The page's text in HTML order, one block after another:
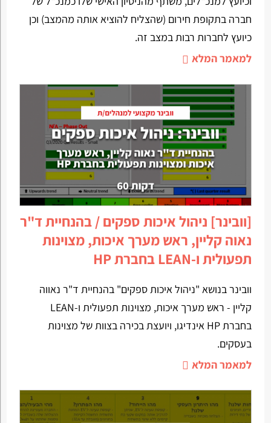
חברה בתקופת חירום (שהצליח להוציא אותה מהמצב) וכן
כיועץ לחברות רבות במצב זה.
למאמר המלא
[וובינר] ניהול איכות ספקים / בהנחיית ד"ר
נאוה קליין, ראש מערך איכות, מצוינות
תפעולית ו-LEAN בחברת HP
וובינר בנושא "ניהול איכות ספקים" בהנחיית ד"ר נאווה
קליין - ראש מערך איכות, מצוינות תפעולית ו-LEAN
בחברת HP אינדיגו, ויועצת בכירה בצוות של מצוינות
בעסקים.
למאמר המלא